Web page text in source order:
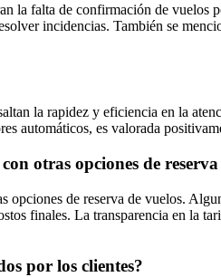
la falta de confirmación de vuelos
incidencias. También se
la rapidez y eficiencia en la
automáticos, es valorada
otras opciones de reserva
de reserva de vuelos.
finales. La transparencia en la
por los clientes?